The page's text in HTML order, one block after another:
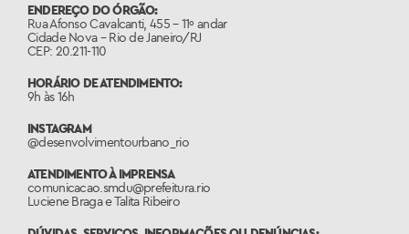
ENDEREÇO DO ÓRGÃO:
Rua Afonso Cavalcanti, 455 – 11º andar
Cidade Nova – Rio de Janeiro/RJ
CEP: 20.211-110
HORÁRIO DE ATENDIMENTO:
9h às 16h
INSTAGRAM
@desenvolvimentourbano_rio
ATENDIMENTO À IMPRENSA
comunicacao.smdu@prefeitura.rio
Luciene Braga e Talita Ribeiro